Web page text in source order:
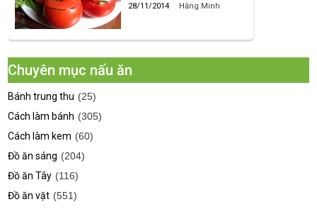
28/11/2014 Hằng Minh
Chuyên mục nấu ăn
Bánh trung thu (25)
Cách làm bánh (305)
Cách làm kem (60)
Đồ ăn sáng (204)
Đồ ăn Tây (116)
Đồ ăn vặt (551)